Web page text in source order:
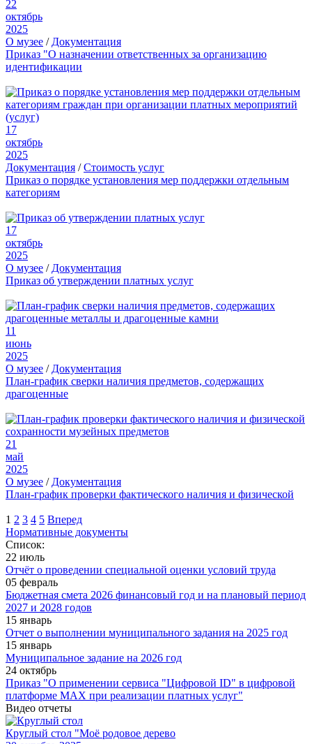
22
октябрь
2025
О музее / Документация
Приказ "О назначении ответственных за организацию
идентификации
17
октябрь
2025
Документация /Стоимость услуг
Приказ о порядке установления мер поддержки отдельным
категориям
17
октябрь
2025
О музее / Документация
Приказ об утверждении платных услуг
11
июнь
2025
О музее / Документация
План-график сверки наличия предметов, содержащих
драгоценные
21
май
2025
О музее / Документация
План-график проверки фактического наличия и физической
1 2 3 4 5 Вперед
Нормативные документы
Список:
22 июль
Отчёт о проведении специальной оценки условий труда
05 февраль
Бюджетная смета 2026 финансовый год и на плановый период
2027 и 2028 годов
15 январь
Отчет о выполнении муниципального задания на 2025 год
15 январь
Муниципальное задание на 2026 год
24 октябрь
Приказ "О применении сервиса "Цифровой ID" в цифровой
платформе МАХ при реализации платных услуг"
Видео отчеты
Круглый стол "Моё родовое дерево